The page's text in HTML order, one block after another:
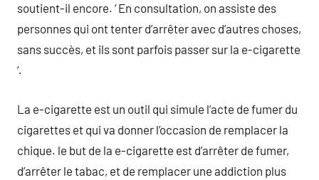
soutient-il encore. ‘ En consultation, on assiste des
personnes qui ont tenter d’arrêter avec d’autres choses,
sans succès, et ils sont parfois passer sur la e-cigarette
‘.
La e-cigarette est un outil qui simule l’acte de fumer du
cigarettes et qui va donner l’occasion de remplacer la
chique. le but de la e-cigarette est d’arrêter de fumer,
d’arrêter le tabac, et de remplacer une addiction plus